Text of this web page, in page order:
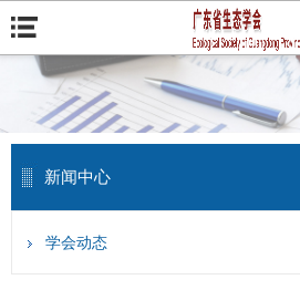
新闻中心
学会动态